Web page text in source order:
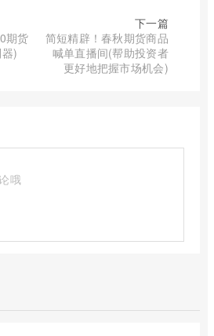
期货
)
下一篇
简短精辟！春秋期货商品
喊单直播间(帮助投资者
更好地把握市场机会)
哦